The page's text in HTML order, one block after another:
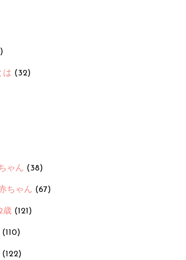
は (32)
ゃん (38)
ちゃん (67)
歳 (121)
(110)
(122)